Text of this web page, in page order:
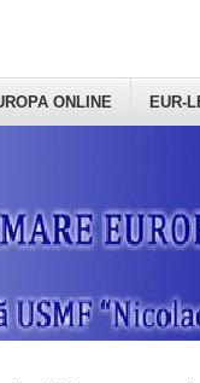
ONLINE EUR-